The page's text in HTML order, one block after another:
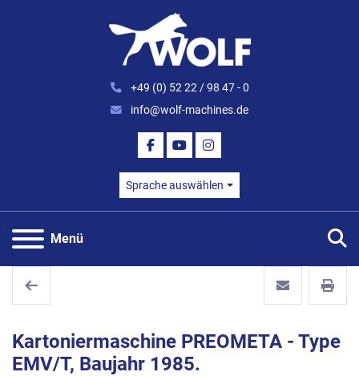
+49 (0) 52 22 / 98 47 - 0
info@wolf-machines.de
FACEBOOK
YOUTUBEINSTAGRAM
Sprache auswählen
Menü
Kartoniermaschine PREOMETA - Type
EMV/T, Baujahr 1985.